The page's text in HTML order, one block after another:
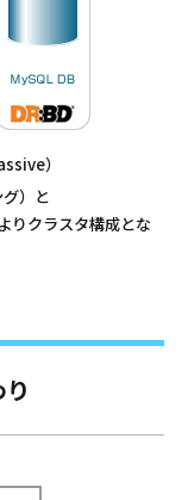
）
）と
りクラスタ構成とな